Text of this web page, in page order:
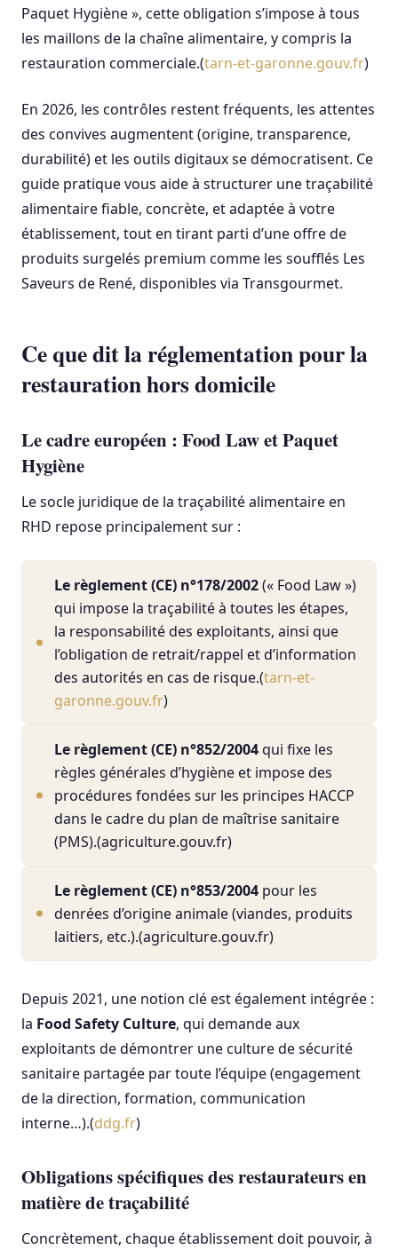
Paquet Hygiène », cette obligation s’impose à tous
les maillons de la chaîne alimentaire, y compris la
restauration commerciale.(tarn-et-garonne.gouv.fr)
En 2026, les contrôles restent fréquents, les attentes
des convives augmentent (origine, transparence,
durabilité) et les outils digitaux se démocratisent. Ce
guide pratique vous aide à structurer une traçabilité
alimentaire fiable, concrète, et adaptée à votre
établissement, tout en tirant parti d’une offre de
produits surgelés premium comme les soufflés Les
Saveurs de René, disponibles via Transgourmet.
Ce que dit la réglementation pour la
restauration hors domicile
Le cadre européen : Food Law et Paquet
Hygiène
Le socle juridique de la traçabilité alimentaire en
RHD repose principalement sur :
Le règlement (CE) n°178/2002(« Food Law »)
qui impose la traçabilité à toutes les étapes,
la responsabilité des exploitants, ainsi que
l’obligation de retrait/rappel et d’information
des autorités en cas de risque.(tarn-et-
garonne.gouv.fr)
Le règlement (CE) n°852/2004qui fixe les
règles générales d’hygiène et impose des
procédures fondées sur les principes HACCP
dans le cadre du plan de maîtrise sanitaire
(PMS).(agriculture.gouv.fr)
Le règlement (CE) n°853/2004 pour les
denrées d’origine animale (viandes, produits
laitiers, etc.).(agriculture.gouv.fr)
Depuis 2021, une notion clé est également intégrée :
la Food Safety Culture, qui demande aux
exploitants de démontrer une culture de sécurité
sanitaire partagée par toute l’équipe (engagement
de la direction, formation, communication
interne…).(ddg.fr)
Obligations spécifiques des restaurateurs en
matière de traçabilité
Concrètement, chaque établissement doit pouvoir, à